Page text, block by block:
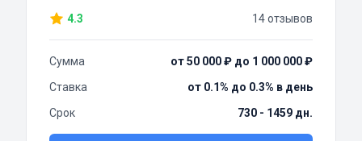
4.3 14 отзывов
Сумма
от 50 000 ₽ до 1 000 000 ₽
Ставка
от 0.1% до 0.3% в день
Срок
730 - 1459 дн.